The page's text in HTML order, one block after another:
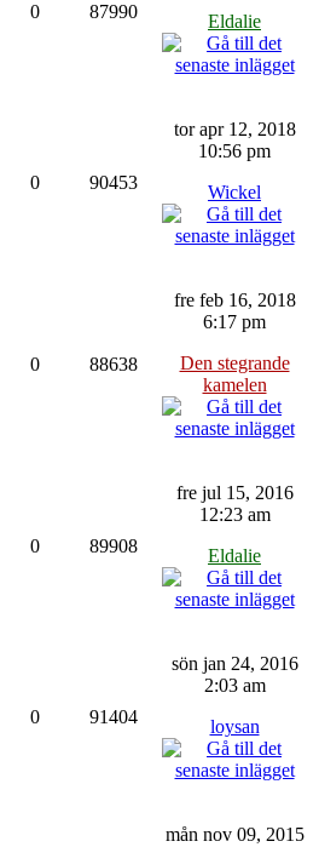
0 87990
Eldalie
0 90453
tor apr 12, 2018
10:56 pm
Wickel
0 88638
fre feb 16, 2018
6:17 pm
Den stegrande
kamelen
0 89908
fre jul 15, 2016
12:23 am
Eldalie
0 91404
sön jan 24, 2016
2:03 am
loysan
mån nov 09, 2015